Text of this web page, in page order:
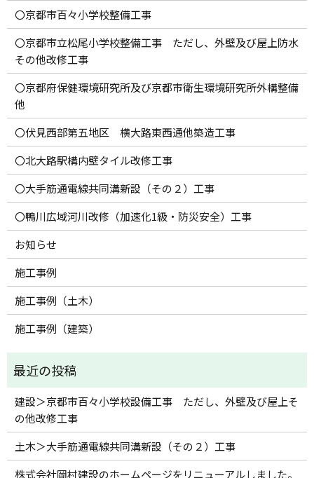
〇京都市百々小学校整備工事
〇京都市立松尾小学校整備工事 ただし、外壁及び屋上防水
その他改修工事
〇京都府保健環境研究所及び京都市衛生環境研究所外構整備
他
〇伏見西部第五地区 横大路東西通他築造工事
〇北大路駅構内壁タイル改修工事
〇大手筋通電線共同溝新設（その２）工事
〇鴨川広域河川改修（加速化1級・防災安全）工事
お知らせ
施工事例
施工事例（土木）
施工事例（建築）
建設＞京都市百々小学校設備工事 ただし、外壁及び屋上そ
の他改修工事
土木＞大手筋通電線共同溝新設（その２）工事
株式会社岡村建設のホームページをリニューアルしました。